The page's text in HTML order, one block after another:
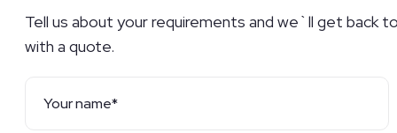
Tell us about your requirements and we`ll get back
with a quote.